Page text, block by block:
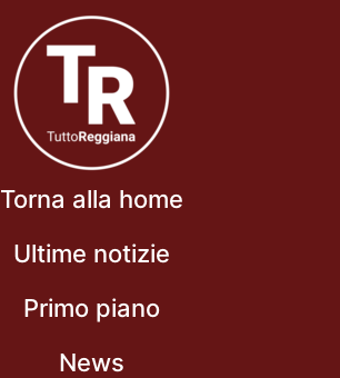
Torna alla home
Ultime notizie
Primo piano
News